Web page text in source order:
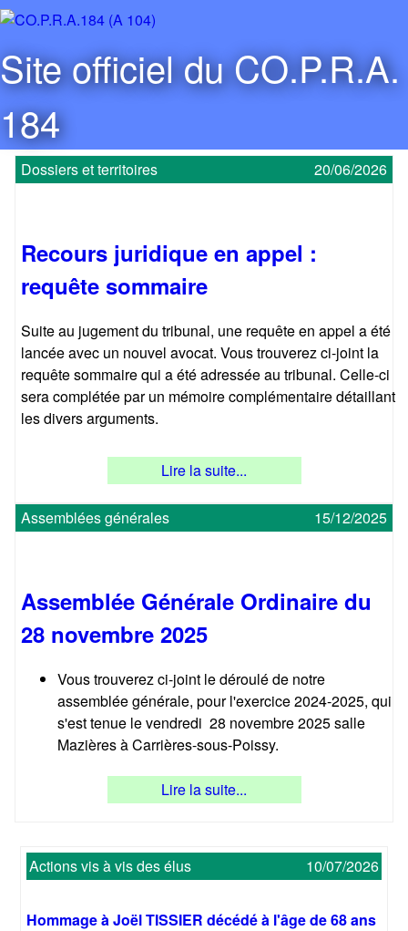
Aller
contenu
C
O
.
P
8
4
Site officiel du CO.P.R.A.
184
20/06/2026
Dossiers et territoires
Recours juridique en appel :
requête sommaire
Suite au jugement du tribunal, une requête en appel a été
lancée avec un nouvel avocat. Vous trouverez ci-joint la
requête sommaire qui a été adressée au tribunal. Celle-ci
sera complétée par un mémoire complémentaire détaillant
les divers arguments.
Lire la suite...
15/12/2025
Assemblées générales
Assemblée Générale Ordinaire du
28 novembre 2025
Vous trouverez ci-joint le déroulé de notre
assemblée générale, pour l'exercice 2024-2025, qui
s'est tenue le vendredi 28 novembre 2025 salle
Mazières à Carrières-sous-Poissy.
Lire la suite...
10/07/2026
Actions vis à vis des élus
Hommage à Joël TISSIER décédé à l'âge de 68 ans